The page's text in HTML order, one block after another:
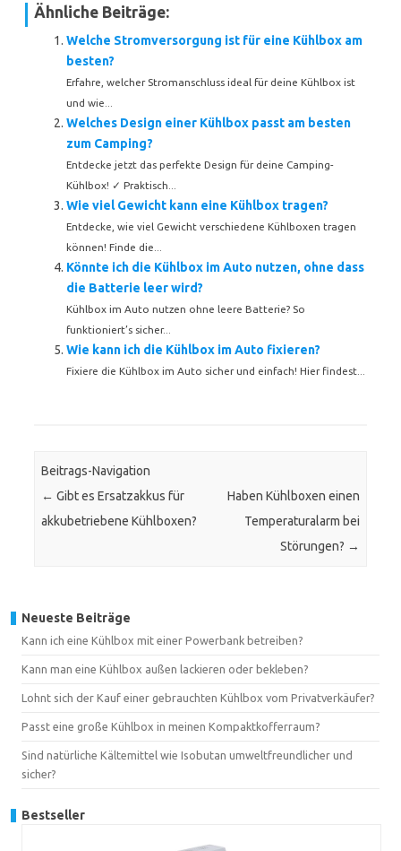
Ähnliche Beiträge:
Welche Stromversorgung ist für eine Kühlbox am
besten?
Erfahre, welcher Stromanschluss ideal für deine Kühlbox ist
und wie...
Welches Design einer Kühlbox passt am besten
zum Camping?
Entdecke jetzt das perfekte Design für deine Camping-
Kühlbox! ✓ Praktisch...
Wie viel Gewicht kann eine Kühlbox tragen?
Entdecke, wie viel Gewicht verschiedene Kühlboxen tragen
können! Finde die...
Könnte ich die Kühlbox im Auto nutzen, ohne dass
die Batterie leer wird?
Kühlbox im Auto nutzen ohne leere Batterie? So
funktioniert’s sicher...
Wie kann ich die Kühlbox im Auto fixieren?
Fixiere die Kühlbox im Auto sicher und einfach! Hier findest...
Beitrags-Navigation
← Gibt es Ersatzakkus für
akkubetriebene Kühlboxen?
Haben Kühlboxen einen
Temperaturalarm bei
Störungen? →
Neueste Beiträge
Kann ich eine Kühlbox mit einer Powerbank betreiben?
Kann man eine Kühlbox außen lackieren oder bekleben?
Lohnt sich der Kauf einer gebrauchten Kühlbox vom Privatverkäufer?
Passt eine große Kühlbox in meinen Kompaktkofferraum?
Sind natürliche Kältemittel wie Isobutan umweltfreundlicher und
sicher?
Bestseller